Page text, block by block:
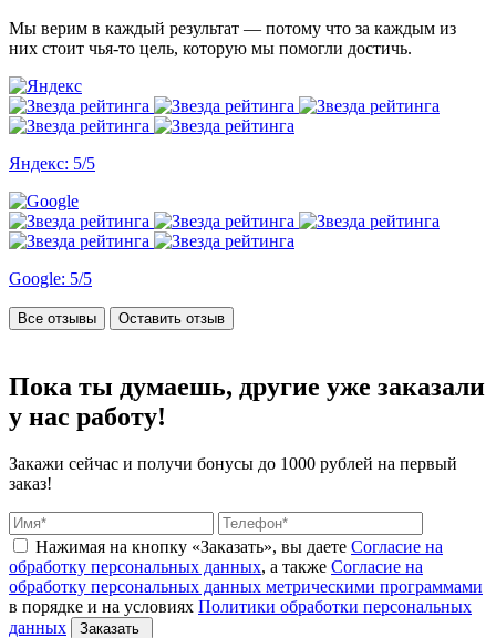
Мы верим в каждый результат — потому что за каждым из
них стоит чья-то цель, которую мы помогли достичь.
Яндекс: 5/5
Google: 5/5
Все отзывы Оставить отзыв
Пока ты думаешь, другие уже заказали
у нас работу!
Закажи сейчас и получи бонусы до 1000 рублей на первый
заказ!
Нажимая на кнопку «Заказать», вы даете Согласие на
обработку персональных данных, а также Согласие на
обработку персональных данных метрическими программами
в порядке и на условиях Политики обработки персональных
данных
Заказать